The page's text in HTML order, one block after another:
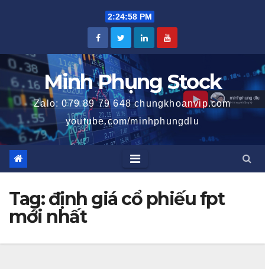
2:24:58 PM
Minh Phụng Stock
Zalo: 079 89 79 648 chungkhoanvip.com
youtube.com/minhphungdlu
Tag:định giá cổ phiếu fpt
mới nhất